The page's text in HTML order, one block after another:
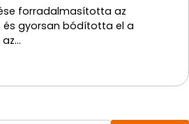
forradalmasította az
gyorsan bódította el a